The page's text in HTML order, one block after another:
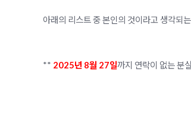
아래의 리스트 중 본인의 것이라고 생각되
** 2025년 8월 27일까지 연락이 없는 분